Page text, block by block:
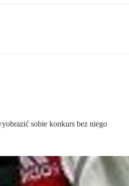
sobie konkurs bez niego